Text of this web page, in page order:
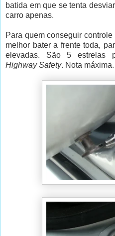
batida em que se tenta
carro apenas.
Para quem conseguir
melhor bater a frente toda,
elevadas. São 5 estrelas
Highway Safety. Nota máxima.